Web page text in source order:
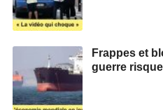
Frappes et
guerre